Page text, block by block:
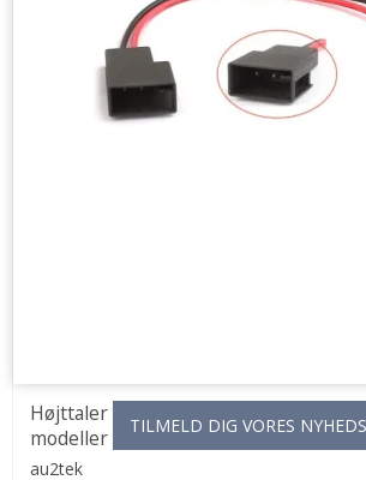
Højttaler adapter stik (2 stk.) til flere
modeller
au2tek
TILMELD DIG VORES